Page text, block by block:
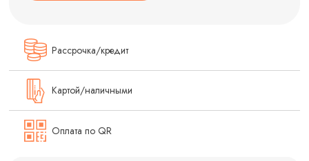
Рассрочка/кредит
Картой/наличными
Оплата по QR